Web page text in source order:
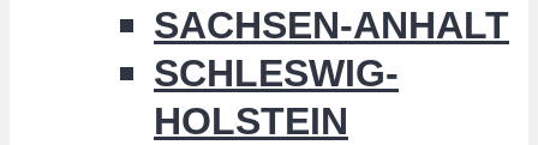
SACHSEN-ANHALT
SCHLESWIG-
HOLSTEIN